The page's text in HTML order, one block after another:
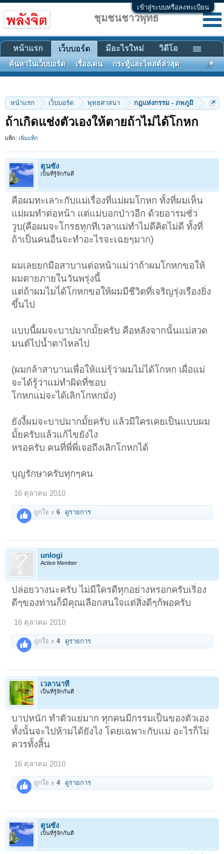
เข้าสู่ระบบหรือลงทะเบียน
หน้าแรก เว็บบอร์ด พุทธศาสนา กฎแห่งกรรม - ภพภูมิ
ถ้าเกิดแช่งตัวเองให้ตายถ้าไม่ได้โกหก
แท็ก: เพิ่มแท็ก
ตูนซัง
เป็นที่รู้จักกันดี
คือผมทะเลาะกับแม่เรื่องที่แม่ผมโกหก ทั้งที่ผมเห็น
แม่ผมทำต่อหน้า แต่แม่บอกป่าวอีก ด้วยอารมชั่ว
วูบ(คือผมจะโกรธทุกทีเวลาแม่ทำไม่ดีคิดไม่ดี ทั้งที่
ถ้าเป็นคนอื่นจะทำอะไรจะเฉยๆมาก)
ผมเลยยกมือสาบานต่อหน้าแม่ว่าถ้าผมโกหกขอให้
ผมตายภายในวันพรุ่งนี้
แต่ถ้าผมไมไ่ด้โกหกขอให้ผมมีชีวิตที่เจริญรุ่งเรืองยิ่ง
ขึ้นไป
แบบนี้ผมจะบาปมากมั้ยครับ คือหลังจากนั้นแม่สวด
มนต์ไปน้ำตาไหลไป
(ผมกล้าสาบานเพื่อให้แม่รุ้ว่าผมไม่ได้โกหก เผื่อแม่
จะได้รู้ว่าแม่ทำผิดที่ชอบ
โกหกแ่ม่จะได้เลิกโกหกมั่ง)
ยังงี้ผมจะบาปมากมั้ยครับ แล้วมีใครเคยเป็นแบบผม
มั้ยครับแล้วแก้ไขยังไง
หรอครับ คนที่พี่พี่เจอถึงเลิกโกหกได้
บุญรักษาครับทุกๆคน
16 ตุลาคม 2010
ถูกใจ x6 ดูรายการ
unlogi
Active Member
ปล่อยวางนะครับ ไม่มีใครดีทุกอย่างหรอกครับเริ่อง
ดีๆของท่านก็มีคุณเลือกสนใจแต่สิ่งดีๆก้พอครับ
16 ตุลาคม 2010
ถูกใจ x4 ดูรายการ
เวลานาที
เป็นที่รู้จักกันดี
บาปหนัก ทำตัวแย่มาก ทุกคนมีกรรมเป็นของตัวเอง
ทั้งนั้นจะไปห้ามได้ยังไง โดยเฉพาะกับแม่ อะไรก็ไม่
ควรทั้งสิ้น
16 ตุลาคม 2010
ถูกใจ x4 ดูรายการ
ตูนซัง
เป็นที่รู้จักกันดี
ชุมชนชาวพุทธ
หน้าแรก เว็บบอร์ด
ค้นหาในเว็บบอร์ด เรื่องเด่น กระทู้และโพสต์ล่าสุด
มีอะไรใหม่ วิดีโอ